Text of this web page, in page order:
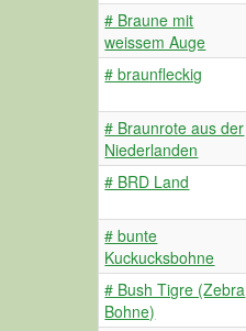
# Braune mit
weissem Auge
# braunfleckig
# Braunrote aus der
Niederlanden
# BRD Land
# bunte
Kuckucksbohne
# Bush Tigre (Zebra
Bohne)